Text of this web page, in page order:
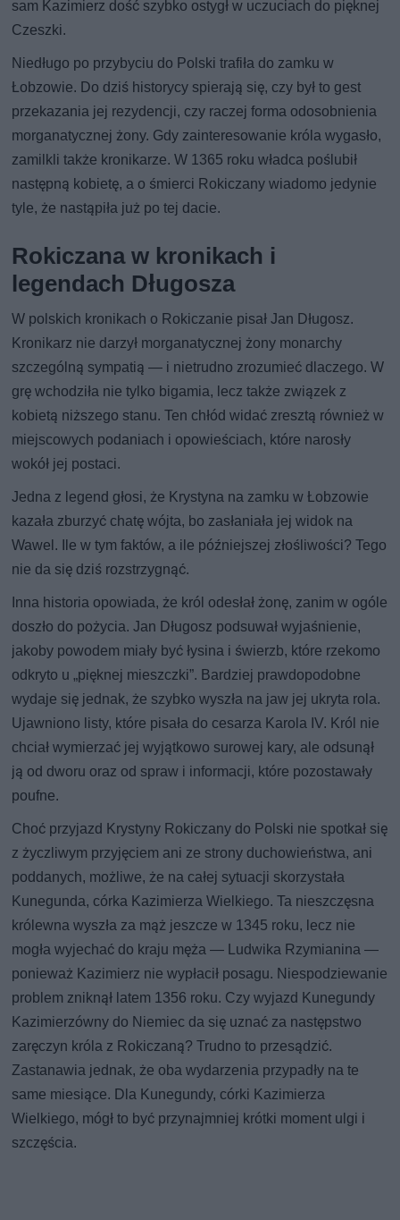
sam Kazimierz dość szybko ostygł w uczuciach do pięknej
Czeszki.
Niedługo po przybyciu do Polski trafiła do zamku w
Łobzowie. Do dziś historycy spierają się, czy był to gest
przekazania jej rezydencji, czy raczej forma odosobnienia
morganatycznej żony. Gdy zainteresowanie króla wygasło,
zamilkli także kronikarze. W 1365 roku władca poślubił
następną kobietę, a o śmierci Rokiczany wiadomo jedynie
tyle, że nastąpiła już po tej dacie.
Rokiczana w kronikach i
legendach Długosza
W polskich kronikach o Rokiczanie pisał Jan Długosz.
Kronikarz nie darzył morganatycznej żony monarchy
szczególną sympatią — i nietrudno zrozumieć dlaczego. W
grę wchodziła nie tylko bigamia, lecz także związek z
kobietą niższego stanu. Ten chłód widać zresztą również w
miejscowych podaniach i opowieściach, które narosły
wokół jej postaci.
Jedna z legend głosi, że Krystyna na zamku w Łobzowie
kazała zburzyć chatę wójta, bo zasłaniała jej widok na
Wawel. Ile w tym faktów, a ile późniejszej złośliwości? Tego
nie da się dziś rozstrzygnąć.
Inna historia opowiada, że król odesłał żonę, zanim w ogóle
doszło do pożycia. Jan Długosz podsuwał wyjaśnienie,
jakoby powodem miały być łysina i świerzb, które rzekomo
odkryto u „pięknej mieszczki”. Bardziej prawdopodobne
wydaje się jednak, że szybko wyszła na jaw jej ukryta rola.
Ujawniono listy, które pisała do cesarza Karola IV. Król nie
chciał wymierzać jej wyjątkowo surowej kary, ale odsunął
ją od dworu oraz od spraw i informacji, które pozostawały
poufne.
Choć przyjazd Krystyny Rokiczany do Polski nie spotkał się
z życzliwym przyjęciem ani ze strony duchowieństwa, ani
poddanych, możliwe, że na całej sytuacji skorzystała
Kunegunda, córka Kazimierza Wielkiego. Ta nieszczęsna
królewna wyszła za mąż jeszcze w 1345 roku, lecz nie
mogła wyjechać do kraju męża — Ludwika Rzymianina —
ponieważ Kazimierz nie wypłacił posagu. Niespodziewanie
problem zniknął latem 1356 roku. Czy wyjazd Kunegundy
Kazimierzówny do Niemiec da się uznać za następstwo
zaręczyn króla z Rokiczaną? Trudno to przesądzić.
Zastanawia jednak, że oba wydarzenia przypadły na te
same miesiące. Dla Kunegundy, córki Kazimierza
Wielkiego, mógł to być przynajmniej krótki moment ulgi i
szczęścia.